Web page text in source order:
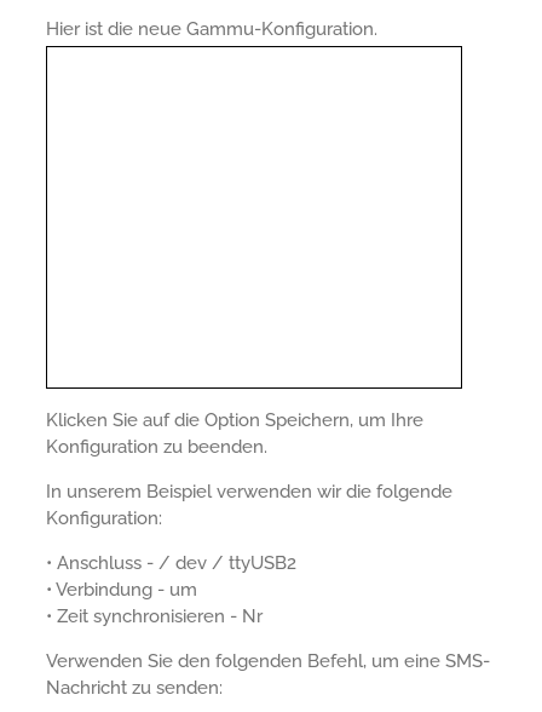
Hier ist die neue Gammu-Konfiguration.
Klicken Sie auf die Option Speichern, um Ihre
Konfiguration zu beenden.
In unserem Beispiel verwenden wir die folgende
Konfiguration:
• Anschluss - / dev / ttyUSB2
• Verbindung - um
• Zeit synchronisieren - Nr
Verwenden Sie den folgenden Befehl, um eine SMS-
Nachricht zu senden: